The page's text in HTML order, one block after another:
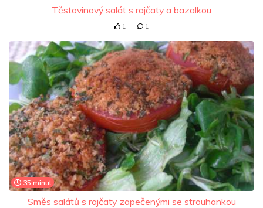
Těstovinový salát s rajčaty a bazalkou
1 1
35 minut
Směs salátů s rajčaty zapečenými se strouhankou